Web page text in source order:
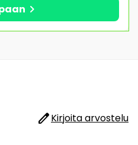
chevron_right
editKirjoita arvostelu